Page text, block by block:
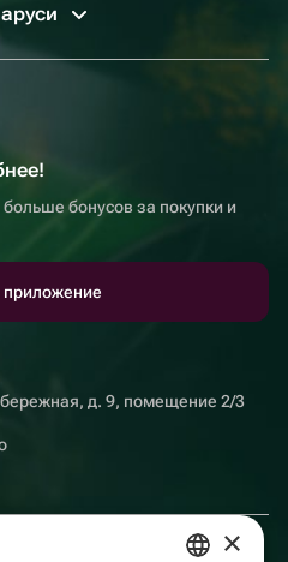
бонусов за покупки и
приложение
д. 9, помещение 2/3
×